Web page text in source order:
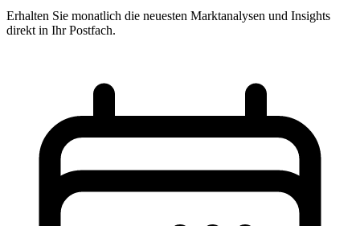
Erhalten Sie monatlich die neuesten Marktanalysen und Insights
direkt in Ihr Postfach.